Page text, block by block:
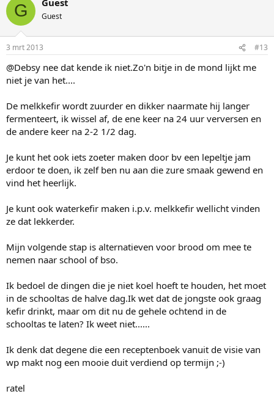
G Guest
3 mrt 2013 #13
@Debsy nee dat kende ik niet.Zo'n bitje in de mond lijkt me
niet je van het....
De melkkefir wordt zuurder en dikker naarmate hij langer
fermenteert, ik wissel af, de ene keer na 24 uur verversen en
de andere keer na 2-2 1/2 dag.
Je kunt het ook iets zoeter maken door bv een lepeltje jam
erdoor te doen, ik zelf ben nu aan die zure smaak gewend en
vind het heerlijk.
Je kunt ook waterkefir maken i.p.v. melkkefir wellicht vinden
ze dat lekkerder.
Mijn volgende stap is alternatieven voor brood om mee te
nemen naar school of bso.
Ik bedoel de dingen die je niet koel hoeft te houden, het moet
in de schooltas de halve dag.Ik wet dat de jongste ook graag
kefir drinkt, maar om dit nu de gehele ochtend in de
schooltas te laten? Ik weet niet......
Ik denk dat degene die een receptenboek vanuit de visie van
wp makt nog een mooie duit verdiend op termijn ;-)
ratel